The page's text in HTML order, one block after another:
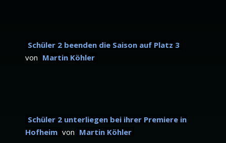
Schüler 2 beenden die Saison auf Platz 3
von Martin Köhler
Schüler 2 unterliegen bei ihrer Premiere in
Hofheim von Martin Köhler